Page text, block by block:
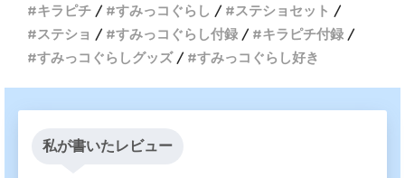
キラピチ
すみっコぐらし
ステショセット
ステショ
すみっコぐらし付録
キラピチ付録
すみっコぐらしグッズ
すみっコぐらし好き
私が書いたレビュー